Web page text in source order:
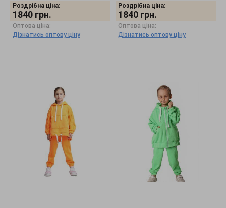
Роздрібна ціна:
1840 грн.
Оптова ціна:
Дізнатись оптову ціну
Роздрібна ціна:
1840 грн.
Оптова ціна:
Дізнатись оптову ціну